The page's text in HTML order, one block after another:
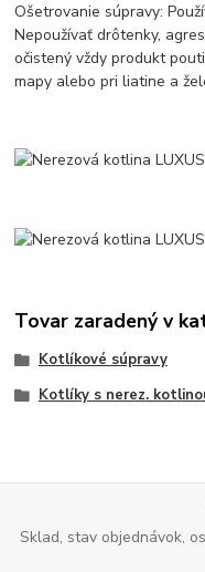
Ošetrovanie súpravy:
Nepoužívať drôtenky,
očistený vždy produkt
mapy alebo pri liatine a
Tovar zaradený v
Kotlíkové súpravy
Kotlíky s nerez.
Sklad, stav objednávok,